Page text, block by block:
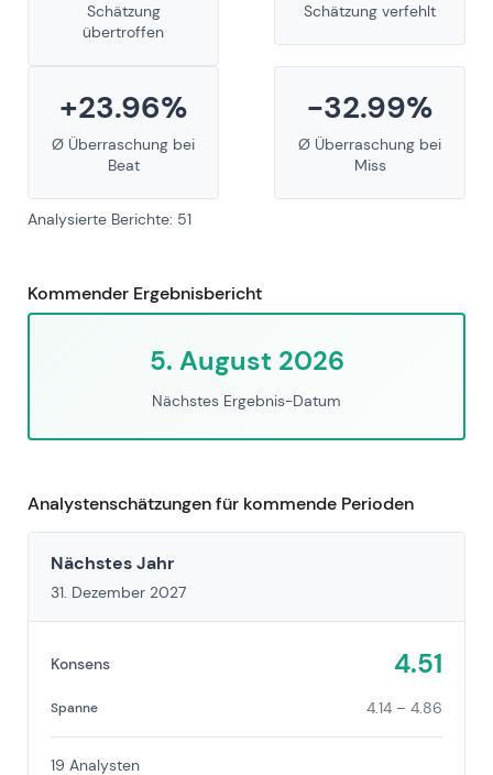
Schätzung
übertroffen
Schätzung verfehlt
+23.96%
Ø Überraschung bei
Beat
-32.99%
Ø Überraschung bei
Miss
Analysierte Berichte: 51
Kommender Ergebnisbericht
5. August 2026
Nächstes Ergebnis-Datum
Analystenschätzungen für kommende Perioden
Nächstes Jahr
31. Dezember 2027
Konsens 4.51
Spanne 4.14 – 4.86
19 Analysten